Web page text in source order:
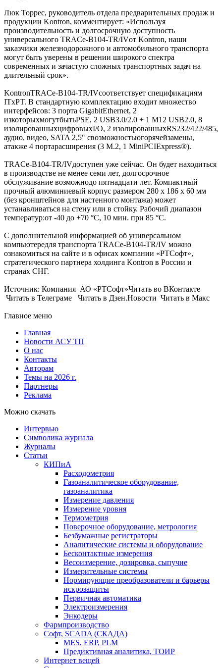
Люк Торрес, руководитель отдела предварительных продаж и
продукции Kontron, комментирует: «Используя
производительность и долгосрочную доступность
универсального TRACe-B104-TR/IVот Kontron, наши
заказчики железнодорожного и автомобильного транспорта
могут быть уверены в решении широкого спектра
современных и зачастую сложных транспортных задач на
длительный срок».
KontronTRACe-B104-TR/IVсоответствует спецификациям
ITxPT. В стандартную комплектацию входит множество
интерфейсов: 3 порта GigabitEthernet, 2
изкоторыхмогутбытьPSE, 2 USB3.0/2.0 + 1 M12 USB2.0, 8
изолированныхцифровыхI/O, 2 изолированныхRS232/422/485,
аудио, видео, SATA 2,5" свозможностьюгорячейзамены,
атакже 4 портарасширения (3 M.2, 1 MiniPCIExpress®).
TRACe-B104-TR/IVдоступен уже сейчас. Он будет находиться
в производстве не менее семи лет, долгосрочное
обслуживание возможнодо пятнадцати лет. Компактный
прочный алюминиевый корпус размером 280 x 186 x 60 мм
(без кронштейнов для настенного монтажа) может
устанавливаться на стену или в стойку. Рабочий диапазон
температур:от -40 до +70 °C, 10 мин. при 85 °C.
С дополнительной информацией об универсальном
компьютередля транспорта TRACe-B104-TR/IV можно
ознакомиться на сайте и в офисах компании «РТСофт»,
стратегического партнера холдинга Kontron в России и
странах СНГ.
Источник: Компания АО «РТСофт»Читать во ВКонтакте
Читать в Телеграме Читать в Дзен.Новости Читать в Макс
Главное меню
Главная
Новости АСУ ТП
О нас
Контакты
Авторам
Темы на 2026 г.
Партнеры
Реклама
Можно скачать
Интервью
Символика журнала
Журналы
Статьи
КИПиА
Расходометрия
Газоаналитическое оборудование,
газоаналитика
Измерение давления
Измерение уровня
Термометрия
Поверочное оборудование, метрология
Безбумажные регистраторы
Аналитические системы и оборудование
Бесконтактные измерения
Весоизмерение, дозировка, сыпучие
Измерительные системы
Нормирующие преобразователи и барьеры
искрозащиты
Первичная автоматика
Электроизмерения
Энкодеры
Фармпроизводство
Софт, SCADA (СКАДА)
MES, ERP, PLM
Предиктивная аналитика, ТОИР
Интернет вещей